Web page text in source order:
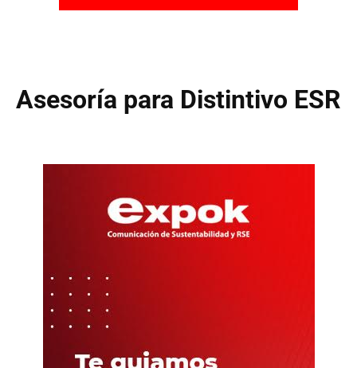
Asesoría para Distintivo ESR